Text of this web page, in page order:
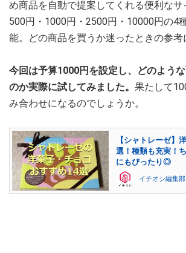
め商品を自動で提案してくれる便利な
500円・1000円・2500円・10000円の4
能。どの商品を買うか迷ったときの参考
今回は予算1000円を設定し、どのよう
のか実際に試してみました。 果たして
み合わせになるのでしょうか。
【シャトレーゼ】
選！種類も充実！
にもぴったり◎
イチオシ編集部